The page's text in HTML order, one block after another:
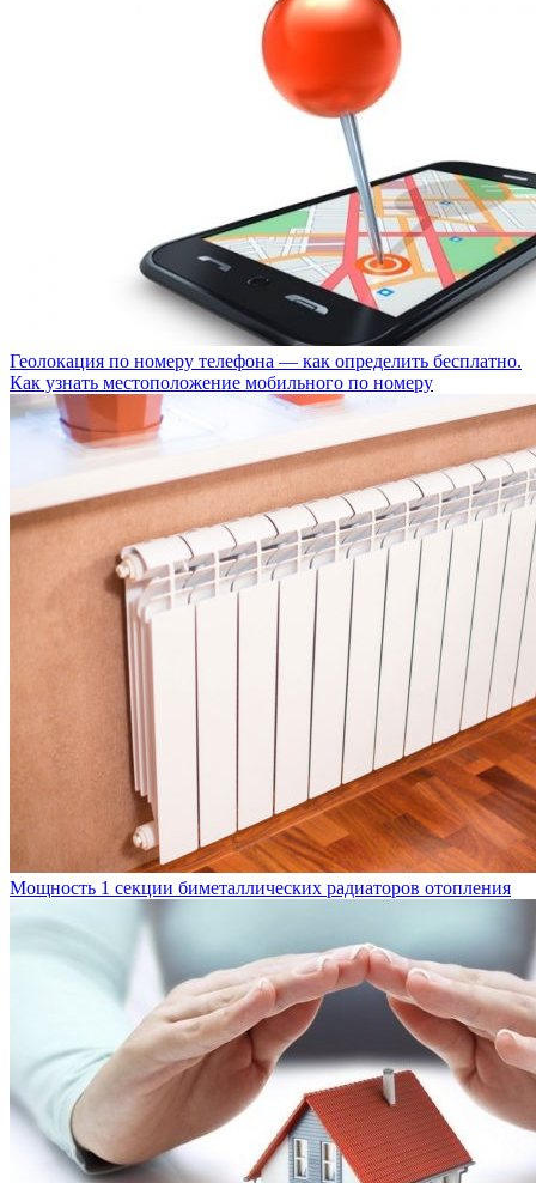
Геолокация по номеру телефона — как определить бесплатно.
Как узнать местоположение мобильного по номеру
Мощность 1 секции биметаллических радиаторов отопления